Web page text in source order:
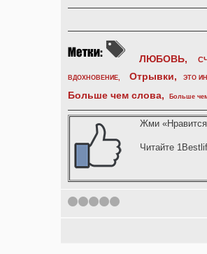
ЛЮБОВЬ,
ВДОХНОВЕНИЕ, Отрывки, ЭТО
Больше чем слова, Больше
Жми
Читайте
1 2 3 4